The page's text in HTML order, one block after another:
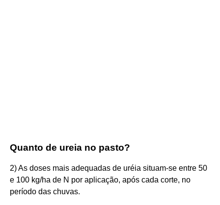
Quanto de ureia no pasto?
2) As doses mais adequadas de uréia situam-se entre 50
e 100 kg/ha de N por aplicação, após cada corte, no
período das chuvas.